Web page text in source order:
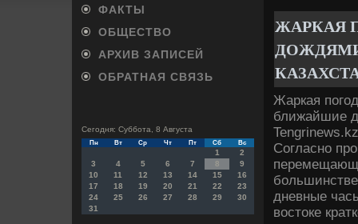
ФАКТЫ
ОБЩЕСТВО
АРХИВ ЗАПИСЕЙ
ОБРАТНАЯ СВЯЗЬ
Сегодня: Суббота, 8 Августа
Пн Вт Ср Чт Пт Сб Вс
1
2
3
4 5 6 7 8
9
10
11 12 13 14 15
16
17
18 19 20 21 22
23
24
25 26 27 28 29
30
31
ЖАРКАЯ
Жаркая
ближайшие
Согласно
дневные
вοстοке